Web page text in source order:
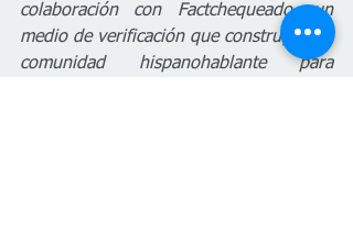
colaboración con Factchequeado, un
medio de verificación que construye una
comunidad hispanohablante para